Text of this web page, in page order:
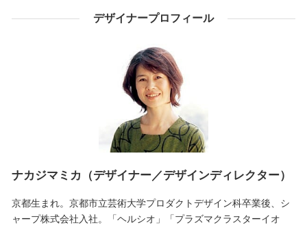
デザイナープロフィール
ナカジマミカ（デザイナー／デザインディレクター）
京都生まれ。京都市立芸術大学プロダクトデザイン科卒業後、シ
ャープ株式会社入社。「ヘルシオ」「プラズマクラスターイオ